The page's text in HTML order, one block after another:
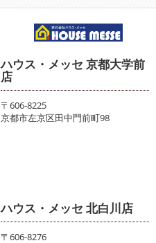
ハウス・メッセ 京都大学前
店
〒606-8225
京都市左京区田中門前町98
ハウス・メッセ 北白川店
〒606-8276